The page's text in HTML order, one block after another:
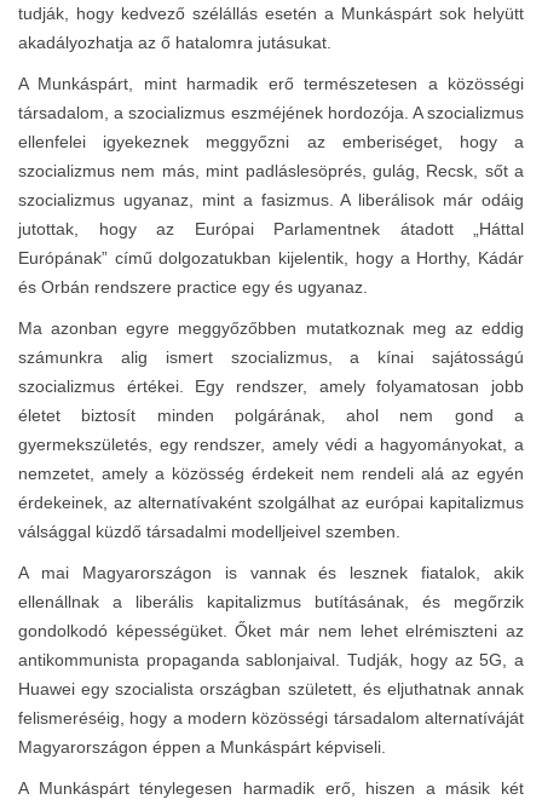
tudják, hogy kedvező szélállás esetén a Munkáspárt sok helyütt
akadályozhatja az ő hatalomra jutásukat.
A Munkáspárt, mint harmadik erő természetesen a közösségi
társadalom, a szocializmus eszméjének hordozója. A szocializmus
ellenfelei igyekeznek meggyőzni az emberiséget, hogy a
szocializmus nem más, mint padláslesöprés, gulág, Recsk, sőt a
szocializmus ugyanaz, mint a fasizmus. A liberálisok már odáig
jutottak, hogy az Európai Parlamentnek átadott „Háttal
Európának” című dolgozatukban kijelentik, hogy a Horthy, Kádár
és Orbán rendszere practice egy és ugyanaz.
Ma azonban egyre meggyőzőbben mutatkoznak meg az eddig
számunkra alig ismert szocializmus, a kínai sajátosságú
szocializmus értékei. Egy rendszer, amely folyamatosan jobb
életet biztosít minden polgárának, ahol nem gond a
gyermekszületés, egy rendszer, amely védi a hagyományokat, a
nemzetet, amely a közösség érdekeit nem rendeli alá az egyén
érdekeinek, az alternatívaként szolgálhat az európai kapitalizmus
válsággal küzdő társadalmi modelljeivel szemben.
A mai Magyarországon is vannak és lesznek fiatalok, akik
ellenállnak a liberális kapitalizmus butításának, és megőrzik
gondolkodó képességüket. Őket már nem lehet elrémiszteni az
antikommunista propaganda sablonjaival. Tudják, hogy az 5G, a
Huawei egy szocialista országban született, és eljuthatnak annak
felismeréséig, hogy a modern közösségi társadalom alternatíváját
Magyarországon éppen a Munkáspárt képviseli.
A Munkáspárt ténylegesen harmadik erő, hiszen a másik két